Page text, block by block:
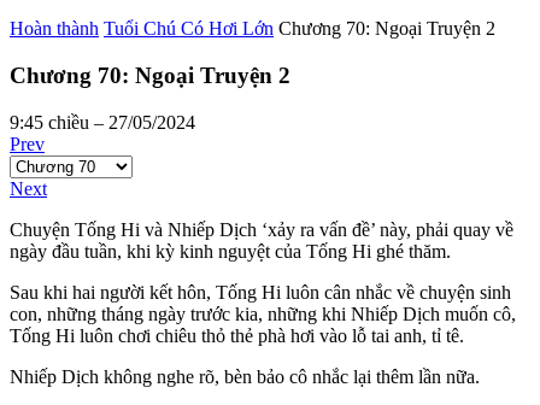
Hoàn thành Tuổi Chú Có Hơi Lớn Chương 70: Ngoại Truyện 2
Chương 70: Ngoại Truyện 2
9:45 chiều – 27/05/2024
Prev
Next
Chuyện Tống Hi và Nhiếp Dịch ‘xảy ra vấn đề’ này, phải quay về
ngày đầu tuần, khi kỳ kinh nguyệt của Tống Hi ghé thăm.
Sau khi hai người kết hôn, Tống Hi luôn cân nhắc về chuyện sinh
con, những tháng ngày trước kia, những khi Nhiếp Dịch muốn cô,
Tống Hi luôn chơi chiêu thỏ thẻ phà hơi vào lỗ tai anh, tỉ tê.
Nhiếp Dịch không nghe rõ, bèn bảo cô nhắc lại thêm lần nữa.